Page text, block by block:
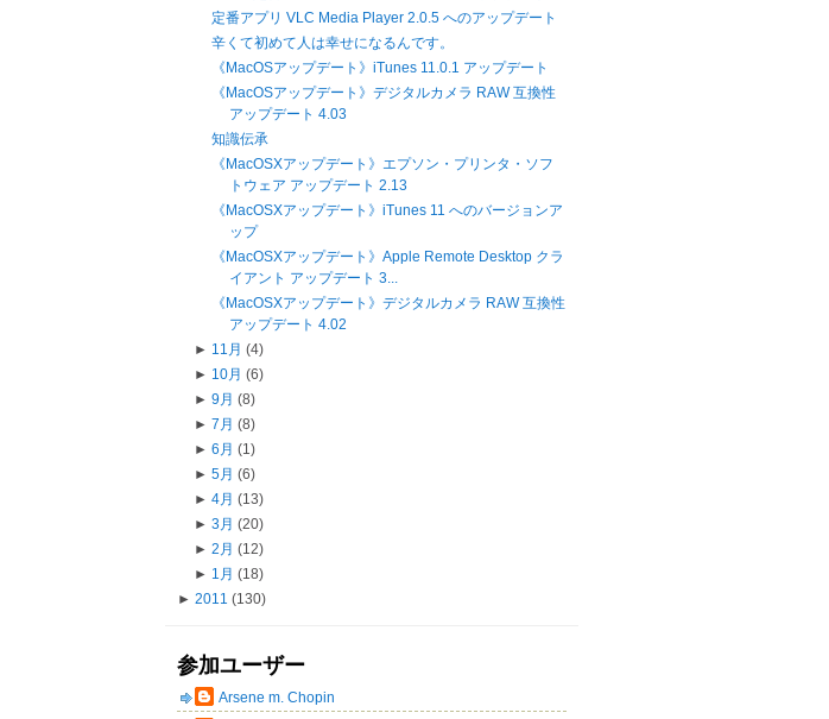
定番アプリ VLC Media Player 2.0.5 へのアップデート
辛くて初めて人は幸せになるんです。
《MacOSアップデート》iTunes 11.0.1 アップデート
《MacOSアップデート》デジタルカメラ RAW 互換性
アップデート 4.03
知識伝承
《MacOSXアップデート》エプソン・プリンタ・ソフ
トウェア アップデート 2.13
《MacOSXアップデート》iTunes 11 へのバージョンア
ップ
《MacOSXアップデート》Apple Remote Desktop クラ
イアント アップデート 3...
《MacOSXアップデート》デジタルカメラ RAW 互換性
アップデート 4.02
► 11月 (4)
► 10月 (6)
► 9月 (8)
► 7月 (8)
► 6月 (1)
► 5月 (6)
► 4月 (13)
► 3月 (20)
► 2月 (12)
► 1月 (18)
► 2011 (130)
参加ユーザー
Arsene m. Chopin